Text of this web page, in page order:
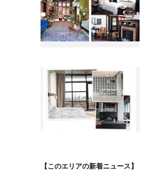
【このエリアの新着ニュース】